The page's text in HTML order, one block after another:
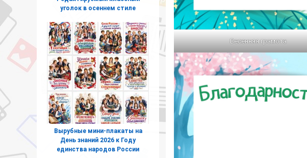
Весенняя грамота
уголок в осеннем стиле
Вырубные мини-плакаты на
День знаний 2026 к Году
единства народов России